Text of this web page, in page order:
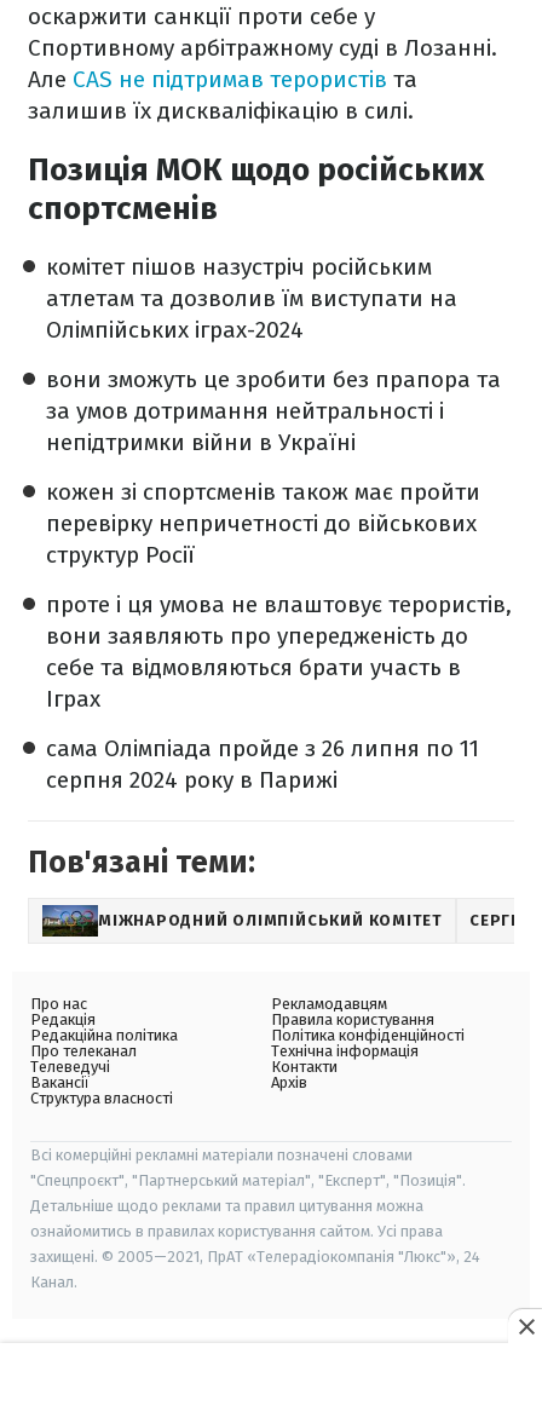
оскаржити санкції проти себе у
Спортивному арбітражному суді в Лозанні.
Але CAS не підтримав терористів та
залишив їх дискваліфікацію в силі.
Позиція МОК щодо російських
спортсменів
комітет пішов назустріч російським
атлетам та дозволив їм виступати на
Олімпійських іграх-2024
вони зможуть це зробити без прапора та
за умов дотримання нейтральності і
непідтримки війни в Україні
кожен зі спортсменів також має пройти
перевірку непричетності до військових
структур Росії
проте і ця умова не влаштовує терористів,
вони заявляють про упередженість до
себе та відмовляються брати участь в
Іграх
сама Олімпіада пройде з 26 липня по 11
серпня 2024 року в Парижі
Пов'язані теми:
МІЖНАРОДНИЙ ОЛІМПІЙСЬКИЙ КОМІТЕТ СЕРГІЙ
Про нас
Редакція
Редакційна політика
Про телеканал
Телеведучі
Вакансії
Структура власності
Рекламодавцям
Правила користування
Політика конфіденційності
Технічна інформація
Контакти
Архів
Всі комерційні рекламні матеріали позначені словами
"Спецпроєкт", "Партнерський матеріал", "Експерт", "Позиція".
Детальніше щодо реклами та правил цитування можна
ознайомитись в правилах користування сайтом. Усі права
захищені. © 2005—2021, ПрАТ «Телерадіокомпанія "Люкс"», 24
Канал.